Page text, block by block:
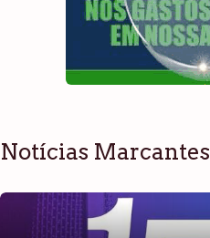
Notícias Marcantes